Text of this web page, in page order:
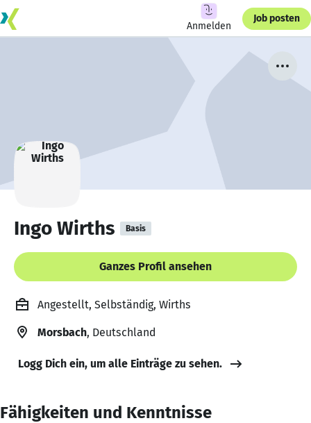
Anmelden
Job posten
Ingo Wirths Basis
Ganzes Profil ansehen
Angestellt, Selbständig, Wirths
Morsbach, Deutschland
Logg Dich ein, um alle Einträge zu sehen.
Fähigkeiten und Kenntnisse